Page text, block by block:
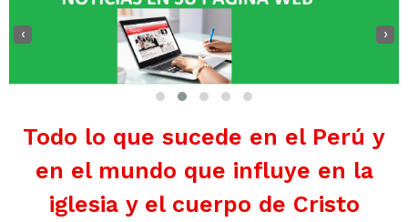
‹ ›
Todo lo que sucede en el Perú y
en el mundo que influye en la
iglesia y el cuerpo de Cristo